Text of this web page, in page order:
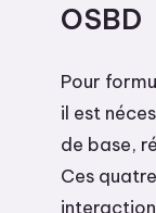
OSBD
Pour
il est
de base,
Ces